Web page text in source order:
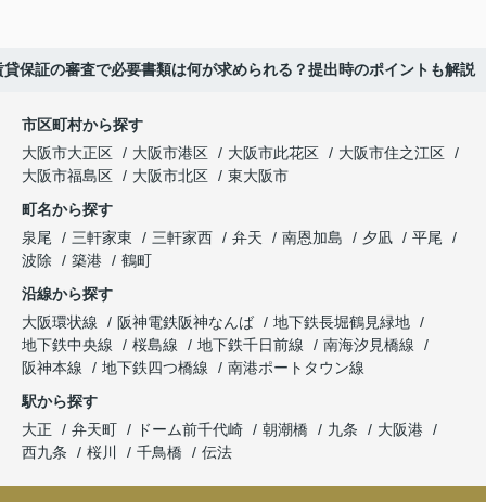
貸保証の審査で必要書類は何が求められる？提出時のポイントも解説
市区町村から探す
大阪市大正区
大阪市港区 大阪市此花区
大阪市住之江区
大阪市福島区
大阪市北区
東大阪市
町名から探す
泉尾
三軒家東 三軒家西 弁天 南恩加島 夕凪
平尾
波除
築港
鶴町
沿線から探す
大阪環状線
阪神電鉄阪神なんば
地下鉄長堀鶴見緑地
地下鉄中央線
桜島線 地下鉄千日前線
南海汐見橋線
阪神本線
地下鉄四つ橋線
南港ポートタウン線
駅から探す
大正
弁天町 ドーム前千代崎 朝潮橋 九条
大阪港
西九条
桜川 千鳥橋 伝法